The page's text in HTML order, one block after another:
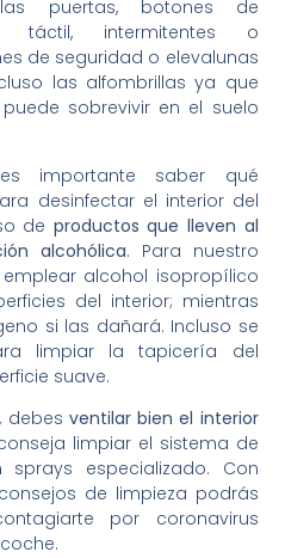
puertas, botones de
táctil, intermitentes o
de seguridad o elevalunas
las alfombrillas ya que
sobrevivir en el suelo
importante saber qué
desinfectar el interior del
de productos que lleven al
alcohólica. Para nuestro
alcohol isopropílico
del interior; mientras
si las dañará. Incluso se
limpiar la tapicería del
suave.
debes ventilar bien el interior
limpiar el sistema de
especializado. Con
de limpieza podrás
por coronavirus